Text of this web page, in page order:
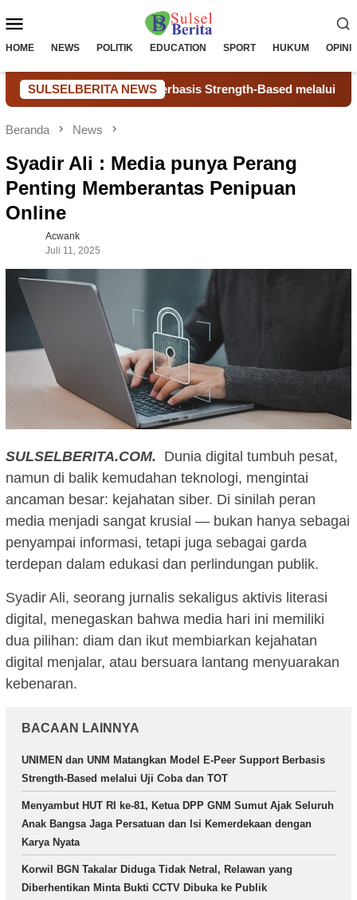
ke
Mobile
HOME NEWS POLITIK EDUCATION SPORT HUKUM OPINI
SULSELBERITA NEWS
Support Berbasis Strength-Based melalui Uji Coba dan
Beranda News
Syadir Ali : Media punya Perang
Penting Memberantas Penipuan
Online
Acwank
Juli 11, 2025
SULSELBERITA.COM. Dunia digital tumbuh pesat,
namun di balik kemudahan teknologi, mengintai
ancaman besar: kejahatan siber. Di sinilah peran
media menjadi sangat krusial — bukan hanya sebagai
penyampai informasi, tetapi juga sebagai garda
terdepan dalam edukasi dan perlindungan publik.
Syadir Ali, seorang jurnalis sekaligus aktivis literasi
digital, menegaskan bahwa media hari ini memiliki
dua pilihan: diam dan ikut membiarkan kejahatan
digital menjalar, atau bersuara lantang menyuarakan
kebenaran.
BACAAN LAINNYA
UNIMEN dan UNM Matangkan Model E-Peer Support Berbasis
Strength-Based melalui Uji Coba dan TOT
Menyambut HUT RI ke-81, Ketua DPP GNM Sumut Ajak Seluruh
Anak Bangsa Jaga Persatuan dan Isi Kemerdekaan dengan
Karya Nyata
Korwil BGN Takalar Diduga Tidak Netral, Relawan yang
Diberhentikan Minta Bukti CCTV Dibuka ke Publik